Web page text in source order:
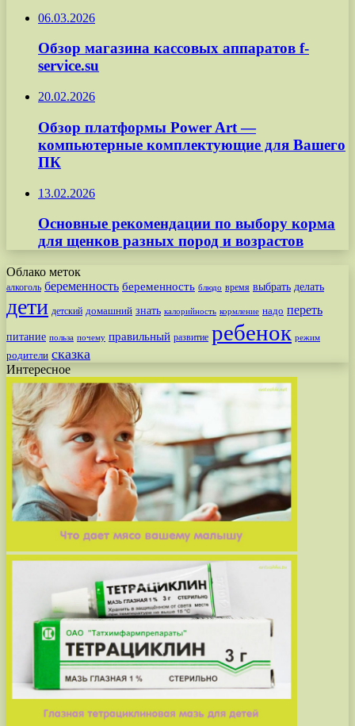
06.03.2026
Обзор магазина кассовых аппаратов f-
service.su
20.02.2026
Обзор платформы Power Art —
компьютерные комплектующие для Вашего
ПК
13.02.2026
Основные рекомендации по выбору корма
для щенков разных пород и возрастов
Облако меток
алкоголь беременность беременность блюдо время выбрать делать
дети детский домашний знать калорийность кормление надо переть
питание польза почему правильный развитие ребенок режим
родители сказка
Интересное